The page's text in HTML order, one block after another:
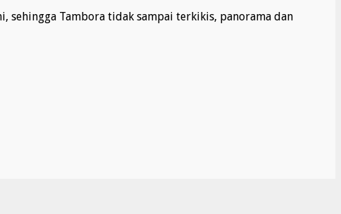
sehingga Tambora tidak sampai terkikis, panorama dan